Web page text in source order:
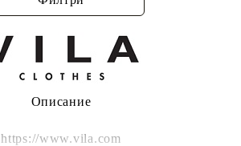
Описание
https://www.vila.com